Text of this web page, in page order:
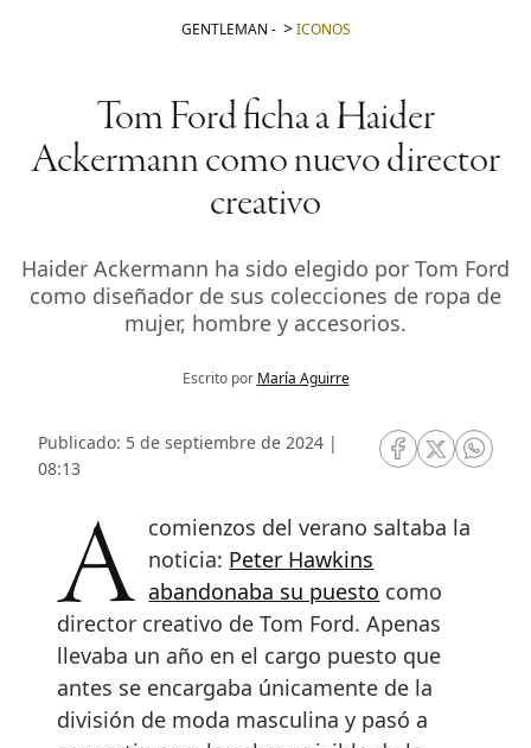
GENTLEMAN - ICONOS
Tom Ford ficha a Haider
Ackermann como nuevo director
creativo
Haider Ackermann ha sido elegido por Tom Ford
como diseñador de sus colecciones de ropa de
mujer, hombre y accesorios.
Escrito por María Aguirre
Publicado: 5 de septiembre de 2024 |
08:13
RRSS Facebook
RRSSRRSS
A comienzos del verano saltaba la noticia: Peter Hawkins
abandonaba su puesto como
director creativo de Tom Ford. Apenas
llevaba un año en el cargo puesto que
antes se encargaba únicamente de la
división de moda masculina y pasó a